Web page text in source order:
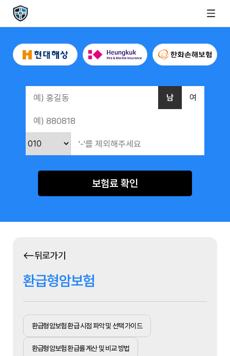
남 여
보험료 확인
뒤로가기
환급형암보험
환급형암보험 환급 시점 파악 및 선택 가이드
환급형암보험 환급률 계산 및 비교 방법